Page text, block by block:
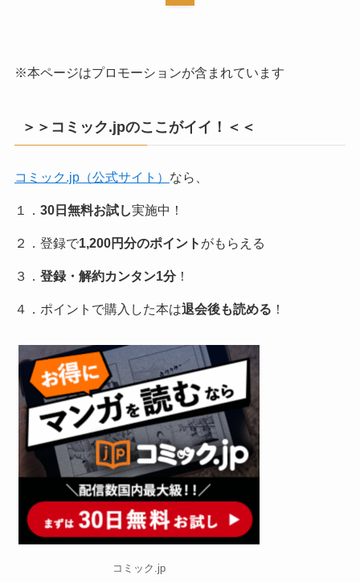
※本ページはプロモーションが含まれています
＞＞コミック.jpのここがイイ！＜＜
コミック.jp（公式サイト） なら、
１． 30日無料お試し実施中！
２．登録で1,200円分のポイント がもらえる
３． 登録・解約カンタン1分！
４．ポイントで購入した本は退会後も読める ！
コミック.jp